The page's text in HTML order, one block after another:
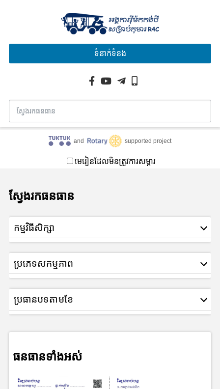
ទំនាក់ទំនង
and supported project
មេរៀនដែលមិនត្រូវការសម្ភារ
ស្វែងរកធនធាន
កម្មវិធីសិក្សា
ប្រភេទសកម្មភាព
ប្រធានបទតាមខែ
ធនធានទាំងអស់